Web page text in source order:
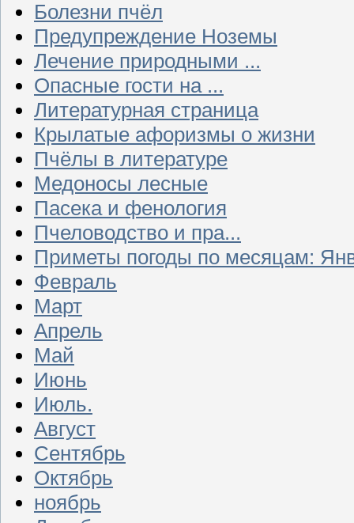
Болезни пчёл
Предупреждение Ноземы
Лечение природными ...
Опасные гости на ...
Литературная страница
Крылатые афоризмы о жизни
Пчёлы в литературе
Медоносы лесные
Пасека и фенология
Пчеловодство и пра...
Приметы погоды по месяцам:
Февраль
Март
Апрель
Май
Июнь
Июль.
Август
Сентябрь
Октябрь
ноябрь